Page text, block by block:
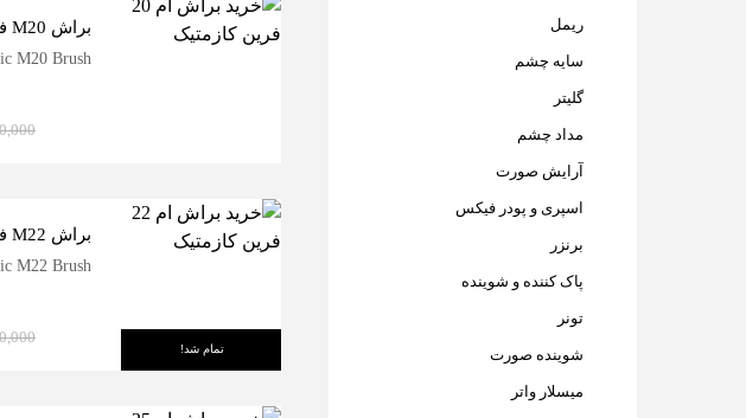
ریمل
سایه چشم
گلیتر
مداد چشم
آرایش صورت
اسپری و پودر فیکس
برنزر
پاک کننده و شوینده
تونر
شوینده صورت
میسلار واتر
براش M20 فرین کازمتیک
M20 Brush
تمام شد!
براش M22 فرین کازمتیک
M22 Brush